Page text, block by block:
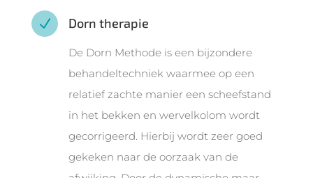
N Dorn therapie
De Dorn Methode is een bijzondere
behandeltechniek waarmee op een
relatief zachte manier een scheefstand
in het bekken en wervelkolom wordt
gecorrigeerd. Hierbij wordt zeer goed
gekeken naar de oorzaak van de